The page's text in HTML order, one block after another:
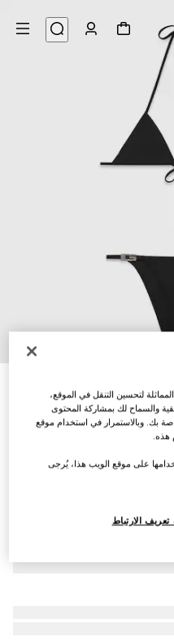
لتحسين التنقل في الموقع،
والسماح لك بمشاركة المحتوى
بك. وبالاستمرار في استخدام موقع
هذه.
على موقع الويب هذا، يُرجى
الارتباط